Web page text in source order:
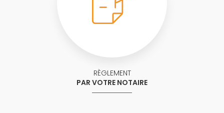
RÈGLEMENT
PAR VOTRE NOTAIRE